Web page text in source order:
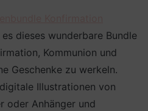
dieses wunderbare Bundle
Kommunion und
Geschenke zu werkeln.
Illustrationen von
oder Anhänger und